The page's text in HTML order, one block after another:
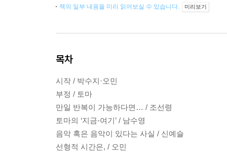
책의 일부 내용을 미리 읽어보실 수 있습니다. 미리보기
목차
시작 / 박수지·오민
부정 / 토마
만일 반복이 가능하다면… / 조선령
토마의 ‘지금-여기’ / 남수영
음악 혹은 음악이 있다는 사실 / 신예슬
선형적 시간은, / 오민